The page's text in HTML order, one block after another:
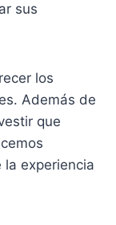
sus
los
Además de
que
la experiencia